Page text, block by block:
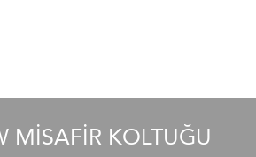
MISAFIR KOLTUĞU